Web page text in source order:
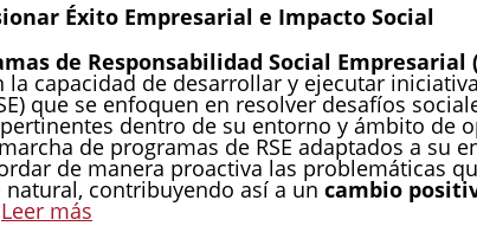
Éxito Empresarial e Impacto Social
de Responsabilidad Social Empresarial
la capacidad de desarrollar y ejecutar
que se enfoquen en resolver desafíos
dentro de su entorno y ámbito de
de programas de RSE adaptados a su
de manera proactiva las problemáticas
contribuyendo así a un cambio
Leer más